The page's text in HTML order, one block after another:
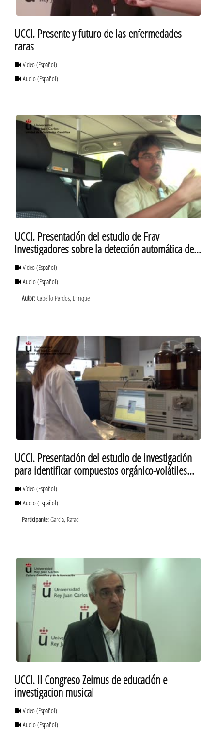
UCCI. Presente y futuro de las enfermedades
raras
Vídeo(Español)
Audio(Español)
UCCI. Presentación del estudio de Frav
Investigadores sobre la detección automática de
distracciones en la conducción
Vídeo(Español)
Audio(Español)
Autor:Cabello Pardos, Enrique
UCCI. Presentación del estudio de investigación
para identificar compuestos orgánico-volátiles
asociados a cáncer del aparato respiratorio
Vídeo(Español)
Audio(Español)
Participante:García, Rafael
UCCI. II Congreso Zeimus de educación e
investigacion musical
Vídeo(Español)
Audio(Español)